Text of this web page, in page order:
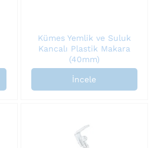
Kümes Yemlik ve Suluk
Kancalı Plastik Makara
(40mm)
İncele